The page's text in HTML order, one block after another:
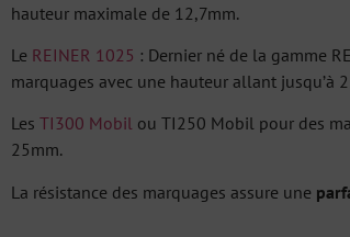
hauteur maximale de 12,7mm.
Le REINER 1025 : Dernier né de la gamme
marquages avec une hauteur allant jusqu’à
Les TI300 Mobil ou TI250 Mobil pour des
25mm.
La résistance des marquages assure une